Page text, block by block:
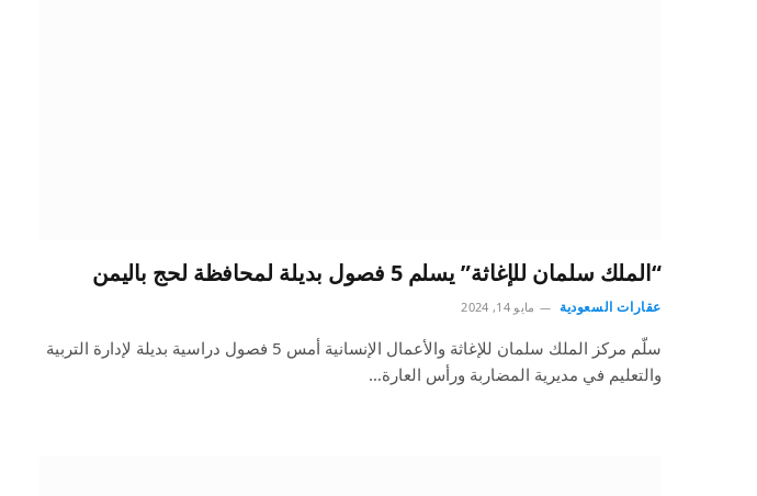
“الملك سلمان للإغاثة” يسلم 5 فصول بديلة لمحافظة لحج باليمن
عقارات السعودية مايو 14, 2024
سلّم مركز الملك سلمان للإغاثة والأعمال الإنسانية أمس 5 فصول دراسية بديلة لإدارة التربية
والتعليم في مديرية المضاربة ورأس العارة…